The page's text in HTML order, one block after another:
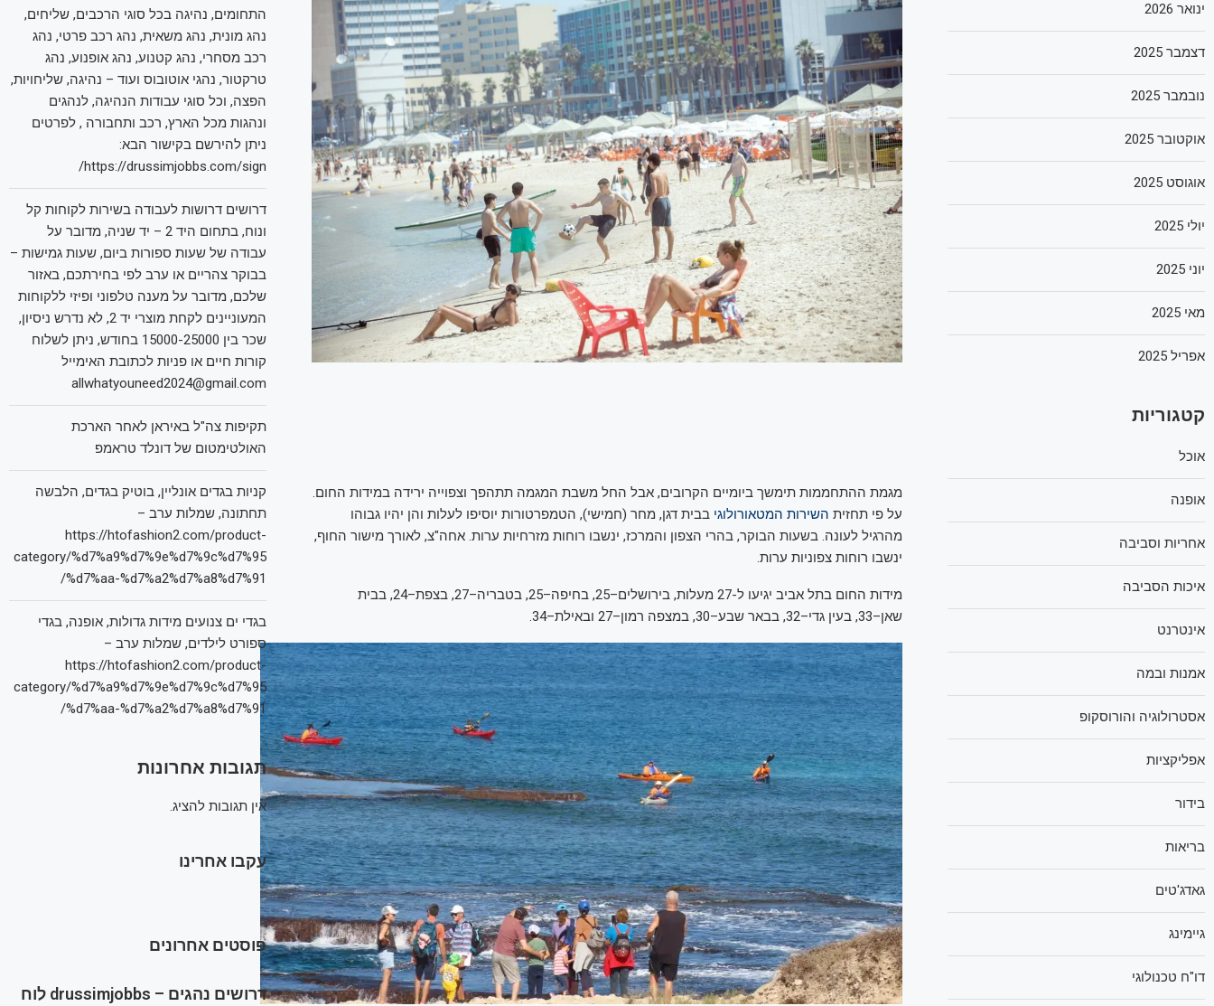
מגמת ההתחממות תימשך ביומיים הקרובים, אבל החל משבת המגמה תתהפך וצפוייה ירידה במידות החום.
על פי תחזית השירות המטאורולוגי בבית דגן, מחר (חמישי), הטמפרטורות יוסיפו לעלות והן יהיו גבוהו
מהרגיל לעונה. בשעות הבוקר, בהרי הצפון והמרכז, ינשבו רוחות מזרחיות ערות. אחה"צ, לאורך מישור החוף,
ינשבו רוחות צפוניות ערות.
מידות החום בתל אביב יגיעו ל-27 מעלות, בירושלים–25, בחיפה–25, בטבריה–27, בצפת–24, בבית
שאן–33, בעין גדי–32, בבאר שבע–30, במצפה רמון–27 ובאילת–34.
התחומים, נהיגה בכל סוגי הרכבים, שליחים,
נהג מונית, נהג משאית, נהג רכב פרטי, נהג
רכב מסחרי, נהג קטנוע, נהג אופנוע, נהג
טרקטור, נהגי אוטובוס ועוד – נהיגה, שליחויות,
הפצה, וכל סוגי עבודות הנהיגה, לנהגים
ונהגות מכל הארץ, רכב ותחבורה , לפרטים
ניתן להירשם בקישור הבא:
https://drussimjobbs.com/sign/
דרושים דרושות לעבודה בשירות לקוחות קל
ונוח, בתחום היד 2 – יד שניה, מדובר על
עבודה של שעות ספורות ביום, שעות גמישות –
בבוקר צהריים או ערב לפי בחירתכם, באזור
שלכם, מדובר על מענה טלפוני ופיזי ללקוחות
המעוניינים לקחת מוצרי יד 2, לא נדרש ניסיון,
שכר בין 15000-25000 בחודש, ניתן לשלוח
קורות חיים או פניות לכתובת האימייל
allwhatyouneed2024@gmail.com
תקיפות צה"ל באיראן לאחר הארכת
האולטימטום של דונלד טראמפ
קניות בגדים אונליין, בוטיק בגדים, הלבשה
תחתונה, שמלות ערב –
https://htofashion2.com/product-
category/%d7%a9%d7%9e%d7%9c%d7%95
%d7%aa-%d7%a2%d7%a8%d7%91/
בגדי ים צנועים מידות גדולות, אופנה, בגדי
ספורט לילדים, שמלות ערב –
https://htofashion2.com/product-
category/%d7%a9%d7%9e%d7%9c%d7%95
%d7%aa-%d7%a2%d7%a8%d7%91/
תגובות אחרונות
אין תגובות להציג.
עקבו אחרינו
פוסטים אחרונים
דרושים נהגים – drussimjobbs לוח
ינואר 2026
דצמבר 2025
נובמבר 2025
אוקטובר 2025
אוגוסט 2025
יולי 2025
יוני 2025
מאי 2025
אפריל 2025
קטגוריות
אוכל
אופנה
אחריות וסביבה
איכות הסביבה
אינטרנט
אמנות ובמה
אסטרולוגיה והורוסקופ
אפליקציות
בידור
בריאות
גאדג'טים
גיימינג
דו"ח טכנולוגי